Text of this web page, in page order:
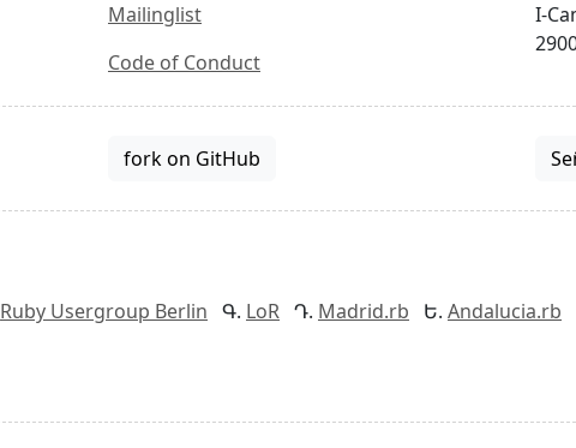
Mailinglist
Code of Conduct
I-
fork on GitHub
Ruby Usergroup Berlin LoR Madrid.rb
Andalucia.rb